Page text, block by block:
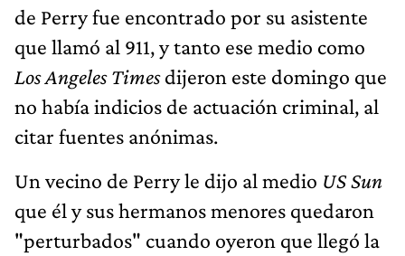
de Perry fue encontrado por su asistente
que llamó al 911, y tanto ese medio como
Los Angeles Timesdijeron este domingo que
no había indicios de actuación criminal, al
citar fuentes anónimas.
Un vecino de Perry le dijo al medio US Sun
que él y sus hermanos menores quedaron
"perturbados" cuando oyeron que llegó la